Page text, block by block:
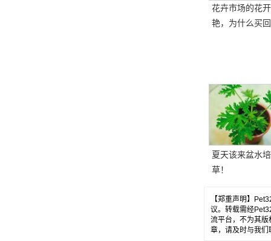
花卉市场的花
艳，为什么买
夏天该来盆水
草！
【郑重声明】
议。转载需经
流平台，不为其
章，请及时与我